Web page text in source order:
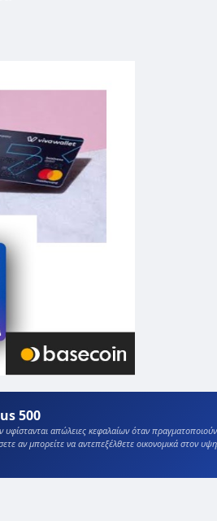
500
απώλειες κεφαλαίων όταν
αν μπορείτε να αντεπεξέλθετε οικονομικά στον